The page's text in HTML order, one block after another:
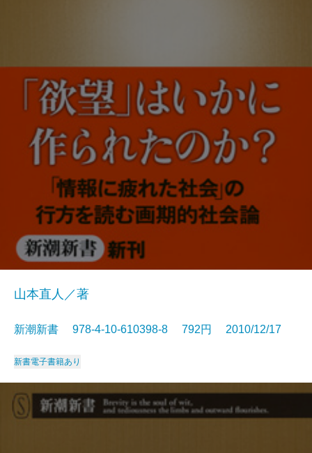
山本直人／著
新潮新書 978-4-10-610398-8 792円 2010/12/17
新書電子書籍あり